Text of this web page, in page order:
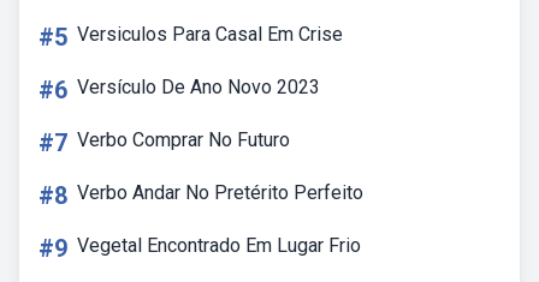
#5 Versiculos Para Casal Em Crise
#6 Versículo De Ano Novo 2023
#7 Verbo Comprar No Futuro
#8 Verbo Andar No Pretérito Perfeito
#9 Vegetal Encontrado Em Lugar Frio